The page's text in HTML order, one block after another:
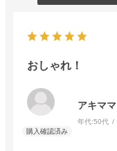
おしゃれ！
アキママ
年代:50代